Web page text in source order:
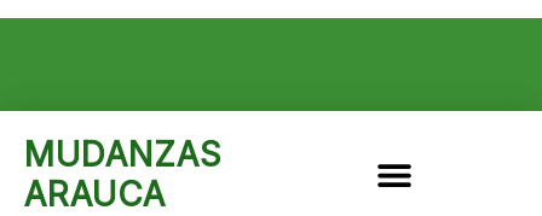
o
o
k
e
r
MUDANZAS
ARAUCA